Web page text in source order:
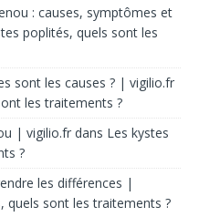
: causes, symptômes et
poplités, quels sont les
sont les causes ? | vigilio.fr
les traitements ?
| vigilio.fr dans Les kystes
?
les différences |
quels sont les traitements ?